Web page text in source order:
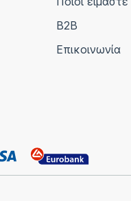
B2B
Επικοινωνία